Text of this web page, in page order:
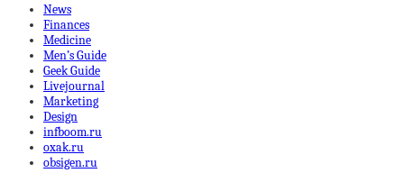
News
Finances
Medicine
Men’s Guide
Geek Guide
Livejournal
Marketing
Design
infboom.ru
oxak.ru
obsigen.ru